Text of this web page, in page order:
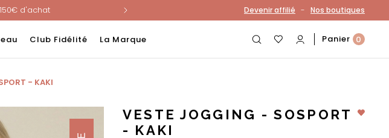
d'achat
sans frais avec ALMA !
08 en vous connectant à votre compte
Devenir affilié - Nos boutiques
Club Fidélité La Marque Panier 0
- KAKI
VESTE JOGGING - SOSPORT
- KAKI